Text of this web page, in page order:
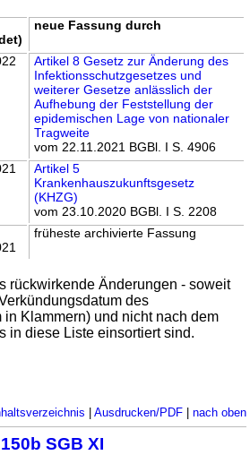
neue Fassung durch
Artikel 8 Gesetz zur Änderung des
Infektionsschutzgesetzes und
weiterer Gesetze anlässlich der
Aufhebung der Feststellung der
epidemischen Lage von nationaler
Tragweite
vom 22.11.2021 BGBl. I S. 4906
Artikel 5
Krankenhauszukunftsgesetz
(KHZG)
vom 23.10.2020 BGBl. I S. 2208
früheste archivierte Fassung
rückwirkende Änderungen - soweit
des
Klammern) und nicht nach dem
in diese Liste einsortiert sind.
Ausdrucken/PDF| nach oben
SGB XI